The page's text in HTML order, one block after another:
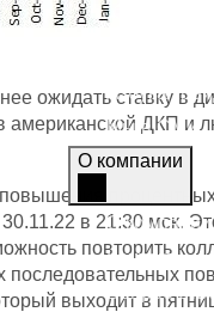
Статьи
Азбука
Мы в СМИ
О компании
О компании
Контакты
Вопрос-
ожидать ставку в
ДКП и
в 21:30 мск.
повторить
последовательных
выходит в